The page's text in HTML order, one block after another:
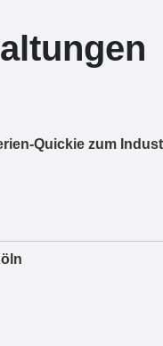
Quickie zum